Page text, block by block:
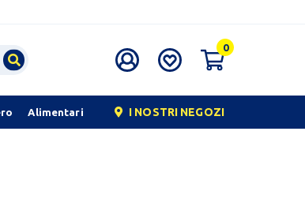
0
Alimentari I NOSTRI NEGOZI